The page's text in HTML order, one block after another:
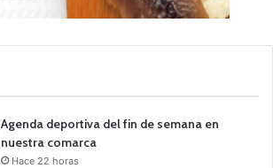
Agenda deportiva del fin de semana en
nuestra comarca
Hace 22 horas